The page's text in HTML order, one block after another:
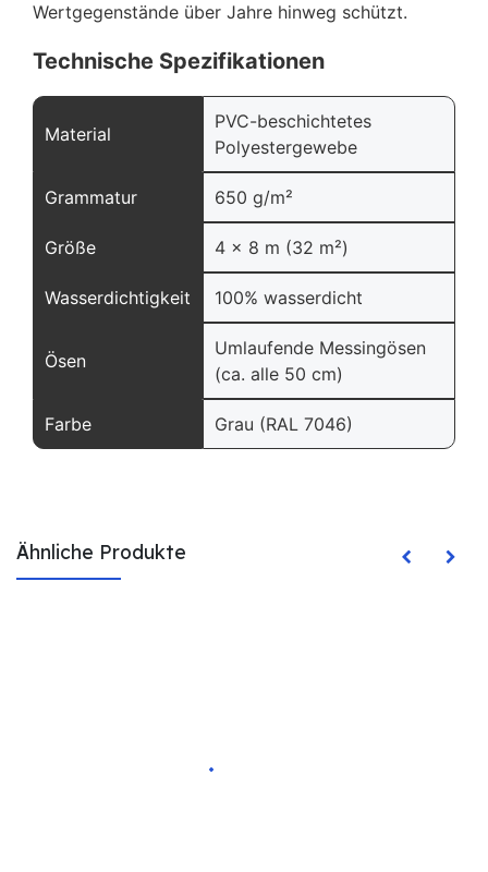
Wertgegenstände über Jahre hinweg schützt.
Technische Spezifikationen
Material
PVC-beschichtetes
Polyestergewebe
Grammatur 650 g/m²
Größe 4 x 8 m (32 m²)
Wasserdichtigkeit 100% wasserdicht
Ösen
Umlaufende Messingösen
(ca. alle 50 cm)
Farbe Grau (RAL 7046)
Ähnliche Produkte